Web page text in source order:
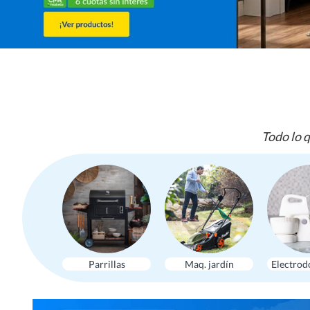
Todo lo
Parrillas Maq. jardín